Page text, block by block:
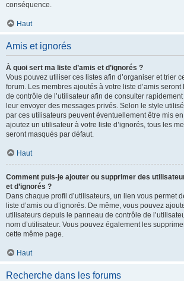
conséquence.
Haut
Amis et ignorés
À quoi sert ma liste d’amis et d’ignorés ?
Vous pouvez utiliser ces listes afin d’organiser et trier
forum. Les membres ajoutés à votre liste d’amis
de contrôle de l’utilisateur afin de consulter
leur envoyer des messages privés. Selon le style
par ces utilisateurs peuvent éventuellement être mis
ajoutez un utilisateur à votre liste d’ignorés, tous les
seront masqués par défaut.
Haut
Comment puis-je ajouter ou supprimer des
et d’ignorés ?
Dans chaque profil d’utilisateurs, un lien vous permet
liste d’amis ou d’ignorés. De même, vous pouvez
utilisateurs depuis le panneau de contrôle de
nom d’utilisateur. Vous pouvez également les
cette même page.
Haut
Recherche dans les forums